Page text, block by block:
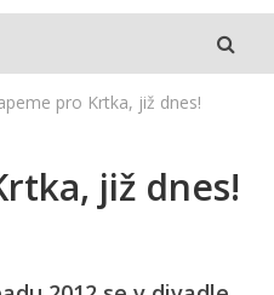
pro Krtka, již dnes!
již dnes!